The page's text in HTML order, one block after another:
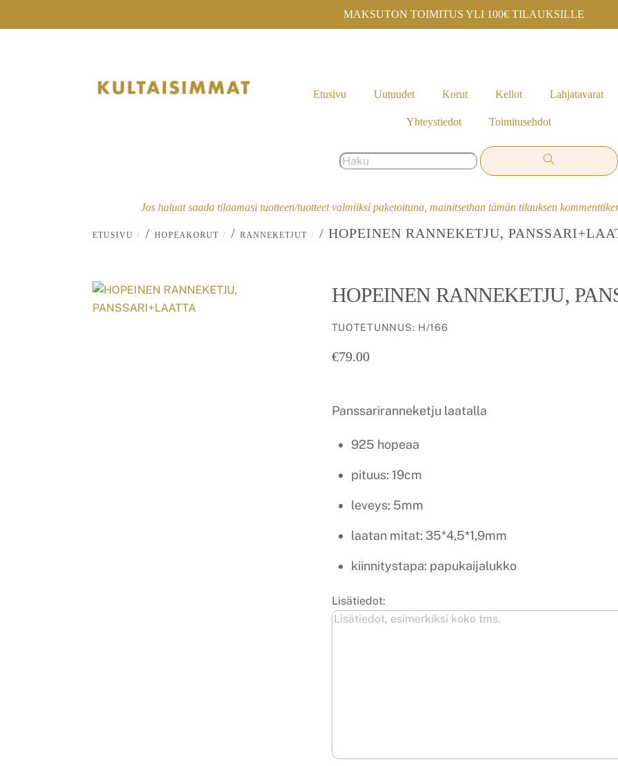
to
MAKSUTON TOIMITUS YLI 100€ TILAUKSILLE
Etusivu Uutuudet Korut Kellot Lahjatavarat
Yhteystiedot Toimitusehdot
Jos haluat saada tilaamasi tuotteen/tuotteet valmiiksi paketoituna, mainitsethan tämän tilauksen
ETUSIVU /HOPEAKORUT /RANNEKETJUT / HOPEINEN RANNEKETJU,
HOPEINEN RANNEKETJU,
TUOTETUNNUS: H/166
€79.00
Panssariranneketju laatalla
925 hopeaa
pituus: 19cm
leveys: 5mm
laatan mitat: 35*4,5*1,9mm
kiinnitystapa: papukaijalukko
Lisätiedot: